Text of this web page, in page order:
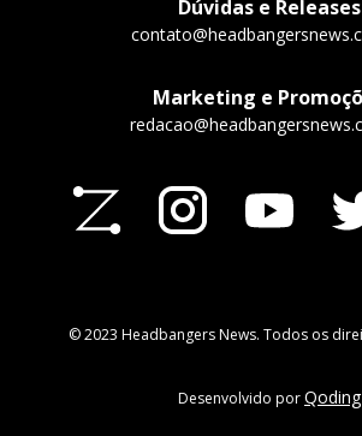
Dúvidas e Releases
Marketing e
© 2023 Headbangers News. Todos os
Desenvolvido porQoding